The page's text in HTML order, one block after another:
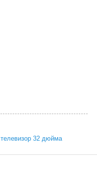
телевизор 32 дюйма